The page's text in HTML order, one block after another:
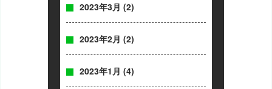
2023年3月 (2)
2023年2月 (2)
2023年1月 (4)